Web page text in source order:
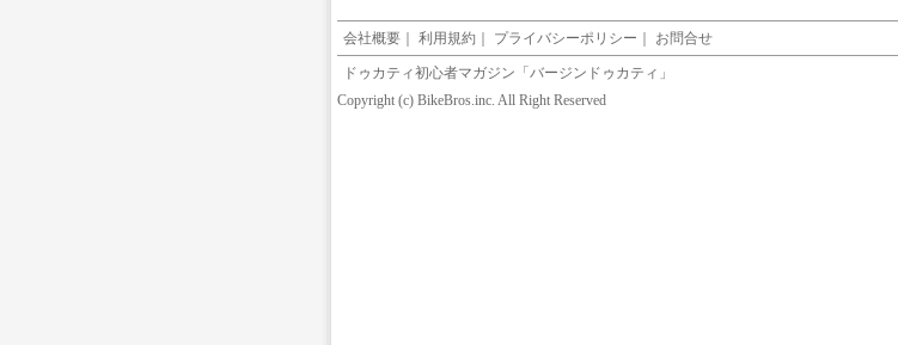
会社概要 ｜ 利用規約 ｜ プライバシーポリシー ｜ お問合せ
ドゥカティ初心者マガジン「バージンドゥカティ」
Copyright (c) BikeBros.inc. All Right Reserved